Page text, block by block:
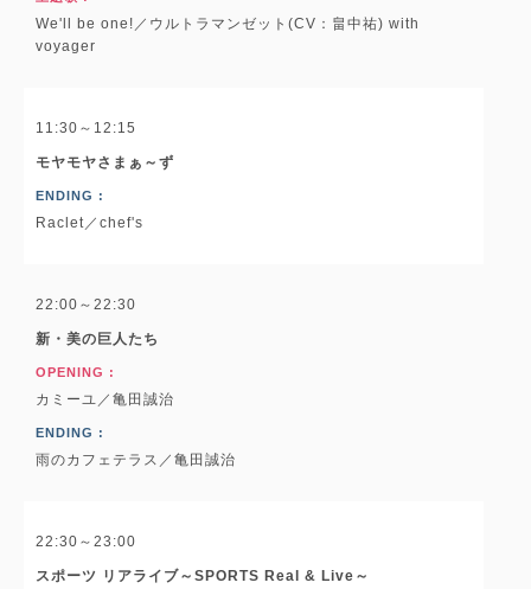
We'll be one!／ウルトラマンゼット(CV：畠中祐) with
voyager
11:30～12:15
モヤモヤさまぁ～ず
ENDING :
Raclet／chef's
22:00～22:30
新・美の巨人たち
OPENING :
カミーユ／亀田誠治
ENDING :
雨のカフェテラス／亀田誠治
22:30～23:00
スポーツ リアライブ～SPORTS Real & Live～